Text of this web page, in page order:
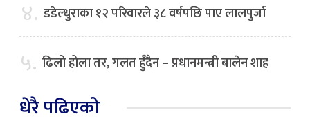
४. डडेल्धुराका १२ परिवारले ३८ वर्षपछि पाए लालपुर्जा
५. ढिलो होला तर, गलत हुँदैन – प्रधानमन्त्री बालेन शाह
धेरै पढिएको